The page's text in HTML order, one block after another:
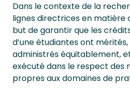
Dans le contexte de la
lignes directrices en matière
but de garantir que les
d’une étudiantes ont
administrés équitablement,
exécuté dans le respect des
propres aux domaines de